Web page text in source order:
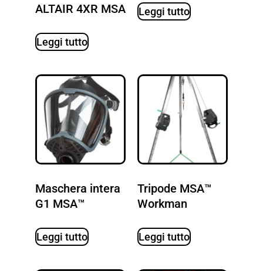
ALTAIR 4XR MSA
Leggi tutto
Leggi tutto
Maschera intera
G1 MSA™
Leggi tutto
Tripode MSA™
Workman
Leggi tutto